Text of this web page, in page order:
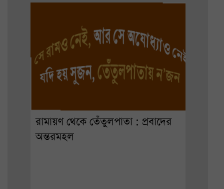
রামায়ণ থেকে তেঁতুলপাতা : প্রবাদের
অন্তরমহল